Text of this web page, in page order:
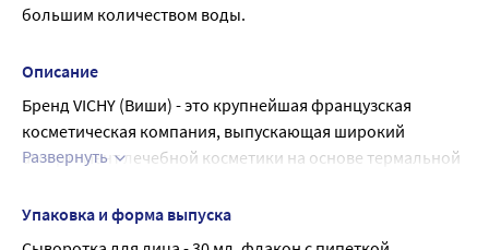
большим количеством воды.
Описание
Бренд VICHY (Виши) - это крупнейшая французская
косметическая компания, выпускающая широкий
ассортимент лечебной косметики на основе термальной
Линия Neovadiol - уход за зрелой кожей в период
менопаузы, для всех типов кожи с 45 лет, оказывает
Развернуть
Упаковка и форма выпуска